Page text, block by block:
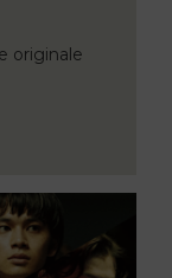
originale